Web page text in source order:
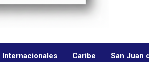
y Pueblo
que agradar con adulaciones
Internacionales Caribe San Juan